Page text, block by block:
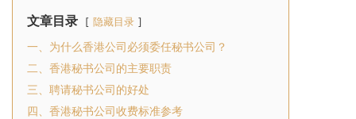
文章目录 隐藏目录
一、为什么香港公司必须委任秘书公司？
二、香港秘书公司的主要职责
三、聘请秘书公司的好处
四、香港秘书公司收费标准参考